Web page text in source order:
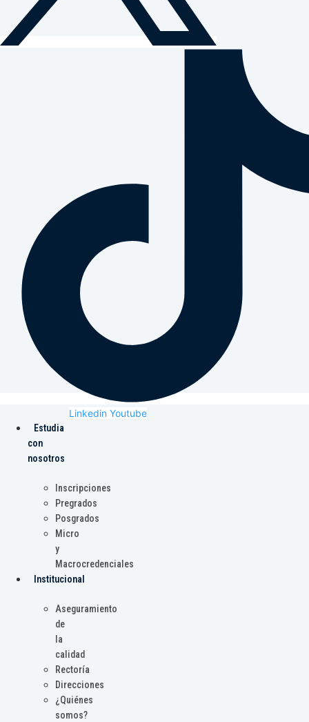
Linkedin Youtube
Estudia
con
nosotros
Inscripciones
Pregrados
Posgrados
Micro
y
Macrocredenciales
Institucional
Aseguramiento
de
la
calidad
Rectoría
Direcciones
¿Quiénes
somos?